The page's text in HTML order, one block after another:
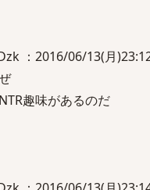
：2016/06/13(月
趣味があるのだ